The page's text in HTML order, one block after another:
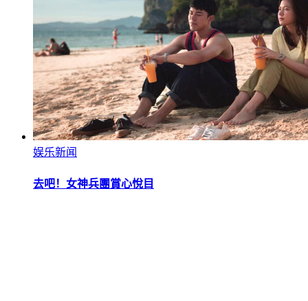
娱乐新闻
去吧！女神兵團賞心悅目